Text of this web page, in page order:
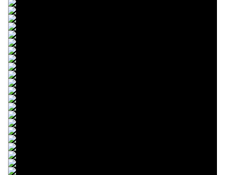
© R. Lekl
© R. Lekl
© R. Lekl
© R. Lekl
© R. Lekl
© R. Lekl
© R. Lekl
© R. Lekl
© R. Lekl
© R. Lekl
© R. Lekl
© R. Lekl
© R. Lekl
© R. Lekl
© R. Lekl
© R. Lekl
© R. Lekl
© R. Lekl
© R. Lekl
© R. Lekl
© R. Lekl
© R. Lekl